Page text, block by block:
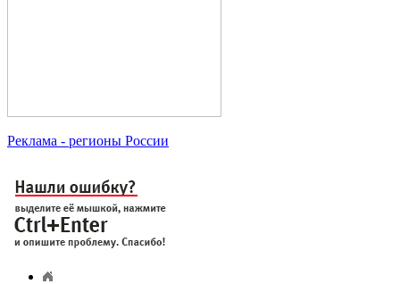
Реклама - регионы России